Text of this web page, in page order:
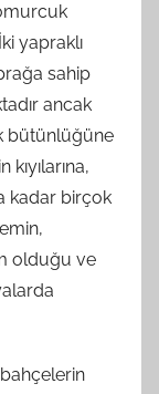
yapraklı
sahip
ancak
bütünlüğüne
kadar birçok
olduğu ve